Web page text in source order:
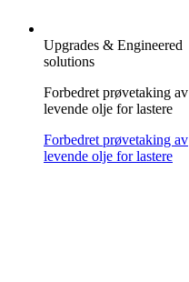
Upgrades & Engineered
solutions
Forbedret prøvetaking av
levende olje for lastere
Forbedret prøvetaking av
levende olje for lastere